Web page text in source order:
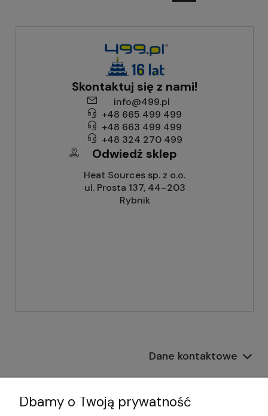
Skontaktuj się z nami!
info@499.pl
+48 665 499 499
+48 663 499 499
+48 324 270 499
Odwiedź sklep
Heat Sources sp. z o.o.
ul. Prosta 137, 44–203
Rybnik
Dane kontaktowe
Informacje
Płatności i dostawa
Dbamy o Twoją prywatność